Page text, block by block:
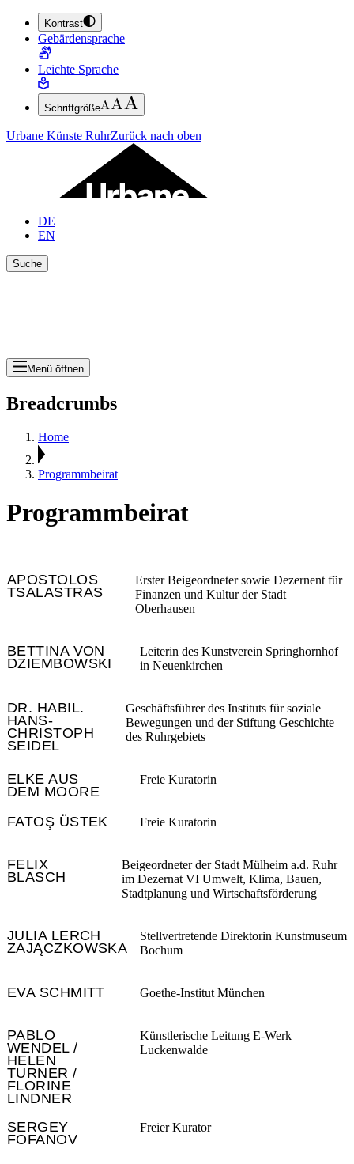
ZUM HAUPTINHALT SPRINGEN (ENTER DRÜCKEN)
ZUM FUSSBEREICH SPRINGEN (ENTER DRÜCKEN)
Kontrast
Gebärdensprache
Leichte Sprache
Schriftgröße
Urbane Künste RuhrZurück nach oben
DE
EN
Suche
Menü öffnen
Breadcrumbs
Home
Programmbeirat
Programmbeirat
APOSTOLOS
TSALASTRAS
Erster Beigeordneter sowie Dezernent für
Finanzen und Kultur der Stadt
Oberhausen
BETTINA VON
DZIEMBOWSKI
Leiterin des Kunstverein Springhornhof
in Neuenkirchen
DR. HABIL.
HANS-
CHRISTOPH
SEIDEL
Geschäftsführer des Instituts fürsoziale
Bewegungen und der Stiftung Geschichte
des Ruhrgebiets
ELKE AUS
DEM MOORE
Freie Kuratorin
FATOŞ ÜSTEK Freie Kuratorin
FELIX
BLASCH
Beigeordneter der Stadt Mülheim a.d. Ruhr
im Dezernat VI Umwelt, Klima, Bauen,
Stadtplanung und Wirtschaftsförderung
JULIA LERCH
ZAJĄCZKOWSKA
Stellvertretende Direktorin Kunstmuseum
Bochum
EVA SCHMITT Goethe-Institut München
PABLO
WENDEL /
HELEN
TURNER /
FLORINE
LINDNER
Künstlerische Leitung E-Werk
Luckenwalde
SERGEY
FOFANOV
Freier Kurator